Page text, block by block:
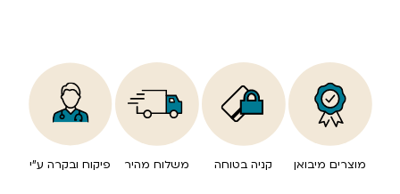
מוצרים מיבואן קניה בטוחה משלוח מהיר פיקוח ובקרה ע”י